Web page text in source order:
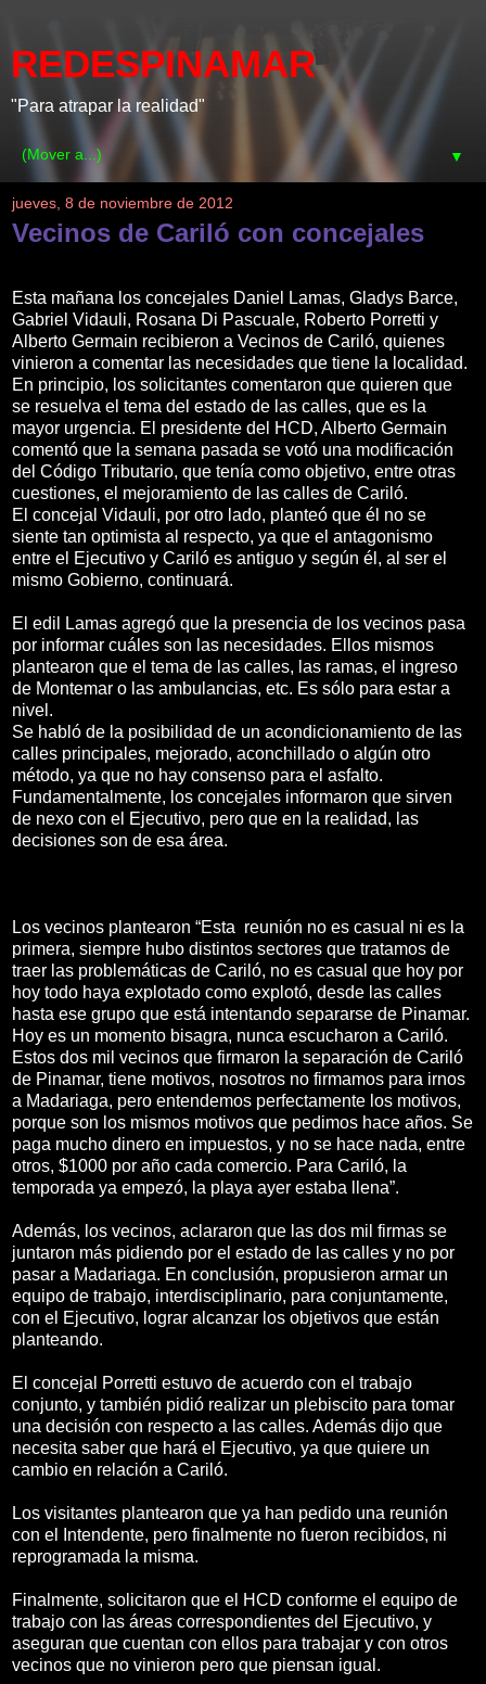
REDESPINAMAR
"Para atrapar la realidad"
▼
jueves, 8 de noviembre de 2012
Vecinos de Cariló con concejales
Esta mañana los concejales Daniel Lamas, Gladys Barce,
Gabriel Vidauli, Rosana Di Pascuale, Roberto Porretti y
Alberto Germain recibieron a Vecinos de Cariló, quienes
vinieron a comentar las necesidades que tiene la localidad.
En principio, los solicitantes comentaron que quieren que
se resuelva el tema del estado de las calles, que es la
mayor urgencia. El presidente del HCD, Alberto Germain
comentó que la semana pasada se votó una modificación
del Código Tributario, que tenía como objetivo, entre otras
cuestiones, el mejoramiento de las calles de Cariló.
El concejal Vidauli, por otro lado, planteó que él no se
siente tan optimista al respecto, ya que el antagonismo
entre el Ejecutivo y Cariló es antiguo y según él, al ser el
mismo Gobierno, continuará.
El edil Lamas agregó que la presencia de los vecinos pasa
por informar cuáles son las necesidades. Ellos mismos
plantearon que el tema de las calles, las ramas, el ingreso
de Montemar o las ambulancias, etc. Es sólo para estar a
nivel.
Se habló de la posibilidad de un acondicionamiento de las
calles principales, mejorado, aconchillado o algún otro
método, ya que no hay consenso para el asfalto.
Fundamentalmente, los concejales informaron que sirven
de nexo con el Ejecutivo, pero que en la realidad, las
decisiones son de esa área.
Los vecinos plantearon “Esta reunión no es casual ni es la
primera, siempre hubo distintos sectores que tratamos de
traer las problemáticas de Cariló, no es casual que hoy por
hoy todo haya explotado como explotó, desde las calles
hasta ese grupo que está intentando separarse de Pinamar.
Hoy es un momento bisagra, nunca escucharon a Cariló.
Estos dos mil vecinos que firmaron la separación de Cariló
de Pinamar, tiene motivos, nosotros no firmamos para irnos
a Madariaga, pero entendemos perfectamente los motivos,
porque son los mismos motivos que pedimos hace años. Se
paga mucho dinero en impuestos, y no se hace nada, entre
otros, $1000 por año cada comercio. Para Cariló, la
temporada ya empezó, la playa ayer estaba llena”.
Además, los vecinos, aclararon que las dos mil firmas se
juntaron más pidiendo por el estado de las calles y no por
pasar a Madariaga. En conclusión, propusieron armar un
equipo de trabajo, interdisciplinario, para conjuntamente,
con el Ejecutivo, lograr alcanzar los objetivos que están
planteando.
El concejal Porretti estuvo de acuerdo con el trabajo
conjunto, y también pidió realizar un plebiscito para tomar
una decisión con respecto a las calles. Además dijo que
necesita saber que hará el Ejecutivo, ya que quiere un
cambio en relación a Cariló.
Los visitantes plantearon que ya han pedido una reunión
con el Intendente, pero finalmente no fueron recibidos, ni
reprogramada la misma.
Finalmente, solicitaron que el HCD conforme el equipo de
trabajo con las áreas correspondientes del Ejecutivo, y
aseguran que cuentan con ellos para trabajar y con otros
vecinos que no vinieron pero que piensan igual.